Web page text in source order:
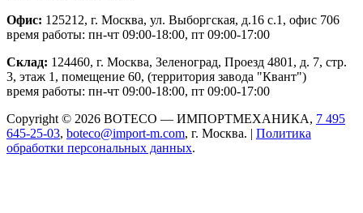
Офис: 125212, г. Москва, ул. Выборгская, д.16 с.1, офис 706
время работы: пн-чт 09:00-18:00, пт 09:00-17:00
Склад: 124460, г. Москва, Зеленоград, Проезд 4801, д. 7, стр.
3, этаж 1, помещение 60, (территория завода "Квант")
время работы: пн-чт 09:00-18:00, пт 09:00-17:00
Copyright © 2026 BOTECO — ИМПОРТМЕХАНИКА, 7 495
645-25-03, boteco@import-m.com, г. Москва. | Политика
обработки персональных данных.